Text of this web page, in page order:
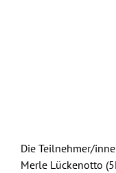
Die Teilnehmer/
Merle Lückenotto